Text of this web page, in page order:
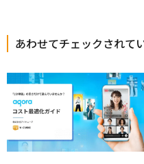
あわせてチェックされて